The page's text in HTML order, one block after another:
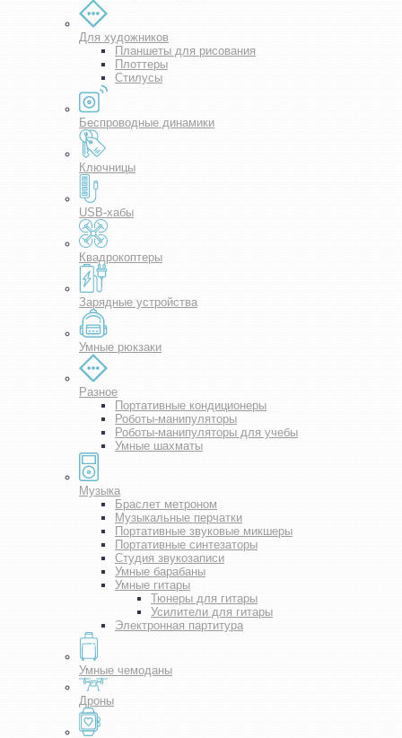
Для художников
Планшеты для рисования
Плоттеры
Стилусы
Беспроводные динамики
Ключницы
USB-хабы
Квадрокоптеры
Зарядные устройства
Умные рюкзаки
Разное
Портативные кондиционеры
Роботы-манипуляторы
Роботы-манипуляторы для учебы
Умные шахматы
Музыка
Браслет метроном
Музыкальные перчатки
Портативные звуковые микшеры
Портативные синтезаторы
Студия звукозаписи
Умные барабаны
Умные гитары
Тюнеры для гитары
Усилители для гитары
Электронная партитура
Умные чемоданы
Дроны